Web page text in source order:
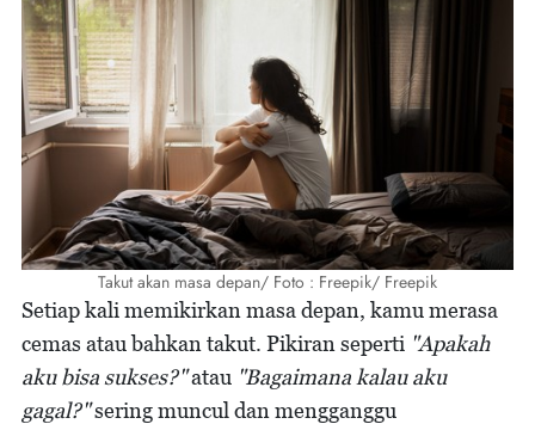
Takut akan masa depan/ Foto : Freepik/ Freepik
Setiap kali memikirkan masa depan, kamu merasa
cemas atau bahkan takut. Pikiran seperti "Apakah
aku bisa sukses?"atau "Bagaimana kalau aku
gagal?"sering muncul dan mengganggu